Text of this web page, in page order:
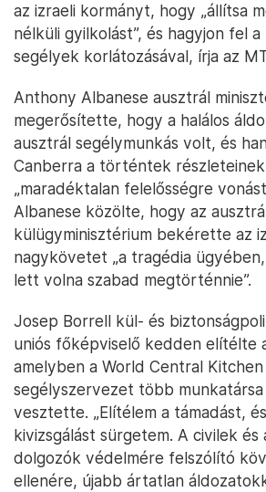
az izraeli kormányt, hogy „állítsa
nélküli gyilkolást”, és hagyjon fel a
segélyek korlátozásával, írja az
Anthony Albanese ausztrál
megerősítette, hogy a halálos
ausztrál segélymunkás volt, és
Canberra a történtek
„maradéktalan felelősségre
Albanese közölte, hogy az
külügyminisztérium bekérette az
nagykövetet „a tragédia
lett volna szabad megtörténnie”.
Josep Borrell kül- és
uniós főképviselő kedden
amelyben a World Central
segélyszervezet több
vesztette. „Elítélem a támadást,
kivizsgálást sürgetem. A civilek és
dolgozók védelmére felszólító
ellenére, újabb ártatlan